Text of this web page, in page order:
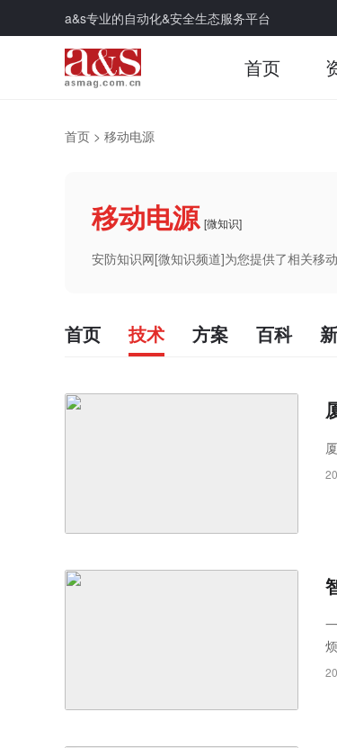
a&s专业的自动化&安全生态服务平台
首页
首页 > 移动电源
移动电源 [微知识]
安防知识网[微知识频道]为您提供了相关移
首页 技术 方案 百科